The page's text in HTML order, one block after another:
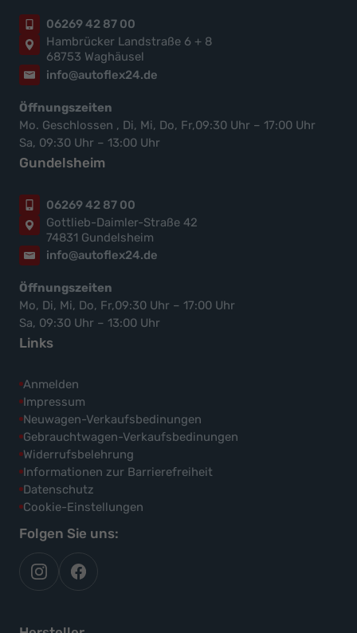
06269 42 87 00
Hambrücker Landstraße 6 + 8
68753 Waghäusel
info@autoflex24.de
Öffnungszeiten
Mo. Geschlossen , Di, Mi, Do, Fr,09:30 Uhr – 17:00 Uhr
Sa, 09:30 Uhr – 13:00 Uhr
Gundelsheim
06269 42 87 00
Gottlieb-Daimler-Straße 42
74831 Gundelsheim
info@autoflex24.de
Öffnungszeiten
Mo, Di, Mi, Do, Fr,09:30 Uhr – 17:00 Uhr
Sa, 09:30 Uhr – 13:00 Uhr
Links
Anmelden
Impressum
Neuwagen-Verkaufsbedinungen
Gebrauchtwagen-Verkaufsbedinungen
Widerrufsbelehrung
Informationen zur Barrierefreiheit
Datenschutz
Cookie-Einstellungen
Folgen Sie uns:
autoflex
auf
autoflex24
auf